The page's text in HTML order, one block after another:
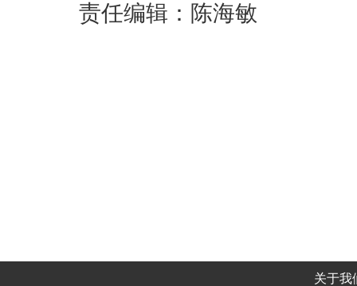
责任编辑：陈海敏
关于我